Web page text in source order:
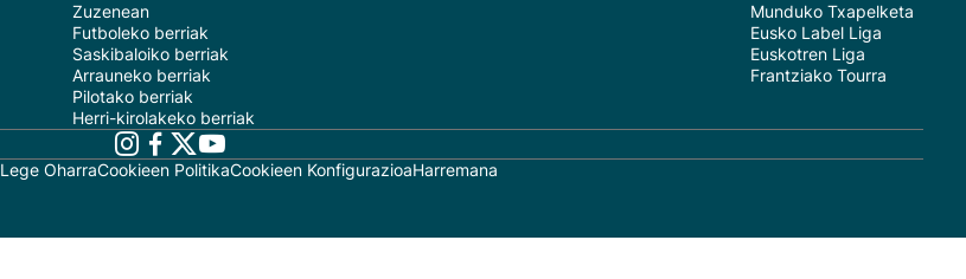
Zuzenean
Futboleko berriak
Saskibaloiko berriak
Arrauneko berriak
Pilotako berriak
Herri-kirolakeko berriak
Munduko Txapelketa
Eusko Label Liga
Euskotren Liga
Frantziako Tourra
Lege OharraCookieen PolitikaCookieen KonfigurazioaHarremana